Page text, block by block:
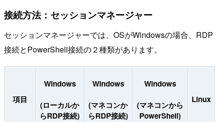
接続方法：セッションマネージャー
セッションマネージャーでは、OSがWindowsの場合、RDP
接続とPowerShell接続の２種類があります。
項目
Windows
(ローカルか
らRDP接続)
Windows
(マネコンか
らRDP接続)
Windows
(マネコンから
PowerShell)
Linux